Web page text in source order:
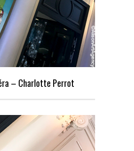
– Charlotte Perrot